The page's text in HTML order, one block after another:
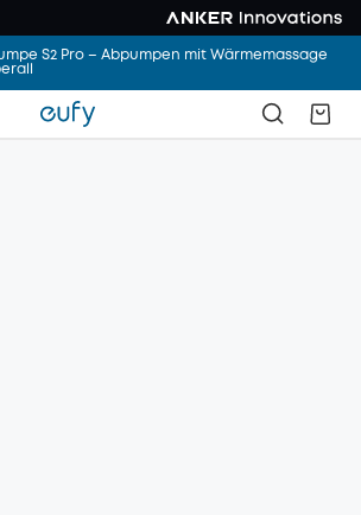
S2 Pro – Abpumpen mit Wärmemassage